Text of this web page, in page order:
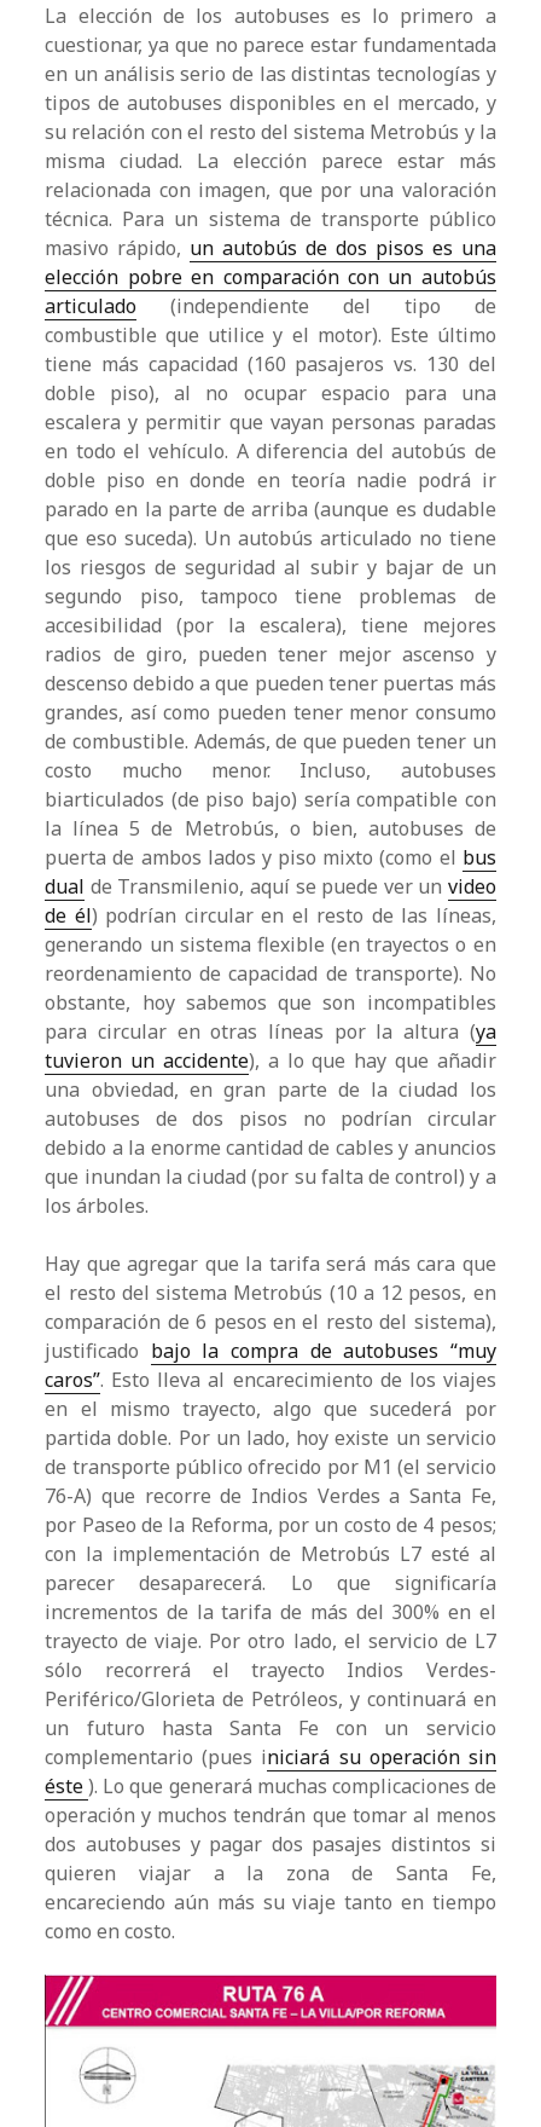
La elección de los autobuses es lo primero a
cuestionar, ya que no parece estar fundamentada
en un análisis serio de las distintas tecnologías y
tipos de autobuses disponibles en el mercado, y
su relación con el resto del sistema Metrobús y la
misma ciudad. La elección parece estar más
relacionada con imagen, que por una valoración
técnica. Para un sistema de transporte público
masivo rápido, un autobús de dos pisos es una
elección pobre en comparación con un autobús
articulado (independiente del tipo de
combustible que utilice y el motor). Este último
tiene más capacidad (160 pasajeros vs. 130 del
doble piso), al no ocupar espacio para una
escalera y permitir que vayan personas paradas
en todo el vehículo. A diferencia del autobús de
doble piso en donde en teoría nadie podrá ir
parado en la parte de arriba (aunque es dudable
que eso suceda). Un autobús articulado no tiene
los riesgos de seguridad al subir y bajar de un
segundo piso, tampoco tiene problemas de
accesibilidad (por la escalera), tiene mejores
radios de giro, pueden tener mejor ascenso y
descenso debido a que pueden tener puertas más
grandes, así como pueden tener menor consumo
de combustible. Además, de que pueden tener un
costo mucho menor. Incluso, autobuses
biarticulados (de piso bajo) sería compatible con
la línea 5 de Metrobús, o bien, autobuses de
puerta de ambos lados y piso mixto (como el bus
dual de Transmilenio, aquí se puede ver un video
de él) podrían circular en el resto de las líneas,
generando un sistema flexible (en trayectos o en
reordenamiento de capacidad de transporte). No
obstante, hoy sabemos que son incompatibles
para circular en otras líneas por la altura (ya
tuvieron un accidente), a lo que hay que añadir
una obviedad, en gran parte de la ciudad los
autobuses de dos pisos no podrían circular
debido a la enorme cantidad de cables y anuncios
que inundan la ciudad (por su falta de control) y a
los árboles.
Hay que agregar que la tarifa será más cara que
el resto del sistema Metrobús (10 a 12 pesos, en
comparación de 6 pesos en el resto del sistema),
justificado bajo la compra de autobuses “muy
caros”. Esto lleva al encarecimiento de los viajes
en el mismo trayecto, algo que sucederá por
partida doble. Por un lado, hoy existe un servicio
de transporte público ofrecido por M1 (el servicio
76-A) que recorre de Indios Verdes a Santa Fe,
por Paseo de la Reforma, por un costo de 4 pesos;
con la implementación de Metrobús L7 esté al
parecer desaparecerá. Lo que significaría
incrementos de la tarifa de más del 300% en el
trayecto de viaje. Por otro lado, el servicio de L7
sólo recorrerá el trayecto Indios Verdes-
Periférico/Glorieta de Petróleos, y continuará en
un futuro hasta Santa Fe con un servicio
complementario (pues iniciará su operación sin
éste). Lo que generará muchas complicaciones de
operación y muchos tendrán que tomar al menos
dos autobuses y pagar dos pasajes distintos si
quieren viajar a la zona de Santa Fe,
encareciendo aún más su viaje tanto en tiempo
como en costo.